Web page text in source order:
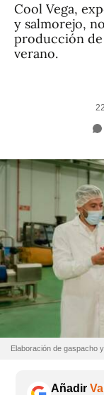
Cool Vega,
y salmorejo,
producción
verano.
Elaboración de gaspacho
Añadir